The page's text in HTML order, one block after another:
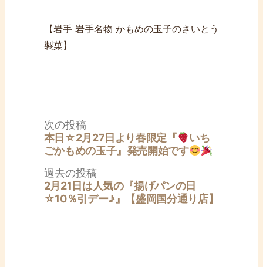
【岩手 岩手名物 かもめの玉子のさいとう
製菓】
過去の投稿過
去
の
2月21日は人気の『揚げパンの日
☆10％引デー♪』【盛岡国分通り店】
次の投稿次
の
投
本日☆2月27日より春限定『
いち
ごかもめの玉子』発売開始です